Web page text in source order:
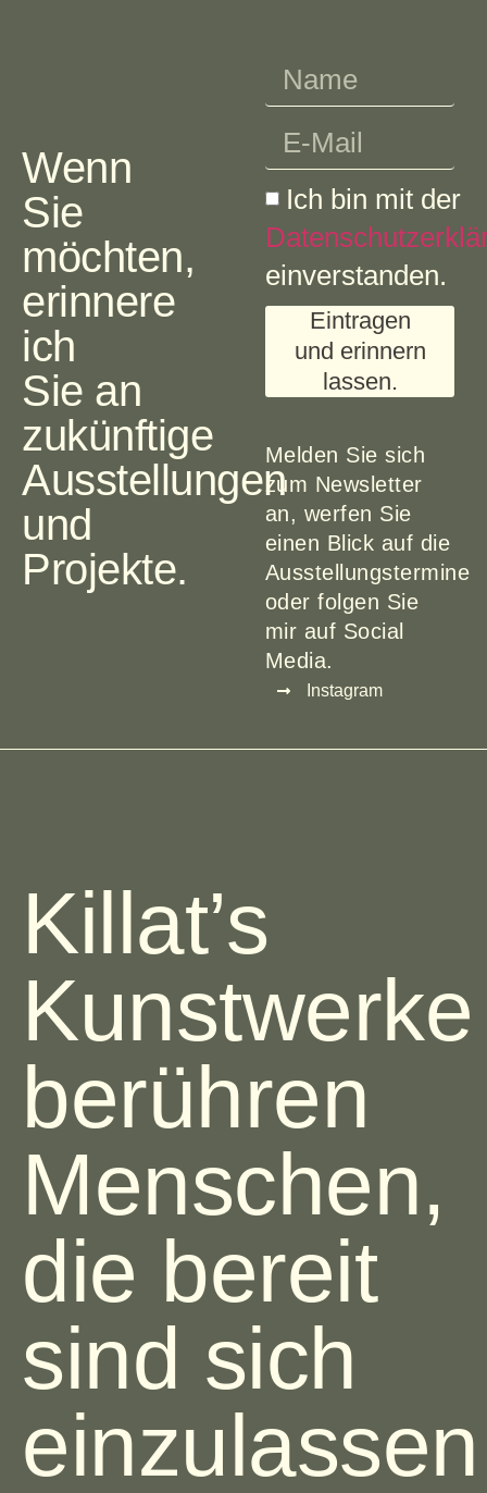
Wenn
Sie
möchten,
erinnere
ich
Sie an
zukünftige
Ausstellungen
und
Projekte.
Ich bin mit der
einverstanden.
Eintragen
und erinnern
lassen.
Melden Sie sich
zum Newsletter
an, werfen Sie
einen Blick auf die
Ausstellungstermine
oder folgen Sie
mir auf Social
Media.
Instagram
Killat’s
Kunstwerke
berühren
Menschen,
die bereit
sind sich